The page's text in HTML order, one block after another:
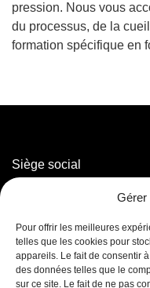
Gérer
Pour offrir les meilleures
telles que les cookies pour
appareils. Le fait de consentir
des données telles que le
sur ce site. Le fait de ne pas
pression. Nous vous
du processus, de la
formation spécifique en
Siège social
3320 rue Marconi,
Mascouche, QC J7K
T. 514 593-5755
T. 1 800 625-5755
Facebook